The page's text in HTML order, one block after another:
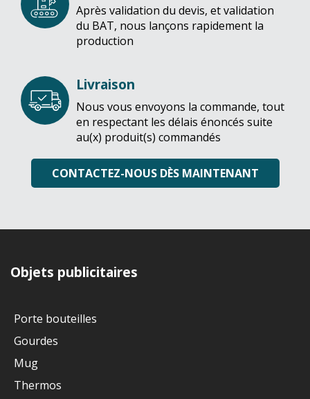
Après validation du devis, et validation
du BAT, nous lançons rapidement la
production
Livraison
Nous vous envoyons la commande, tout
en respectant les délais énoncés suite
au(x) produit(s) commandés
CONTACTEZ-NOUS DÈS MAINTENANT
Objets publicitaires
Porte bouteilles
Gourdes
Mug
Thermos